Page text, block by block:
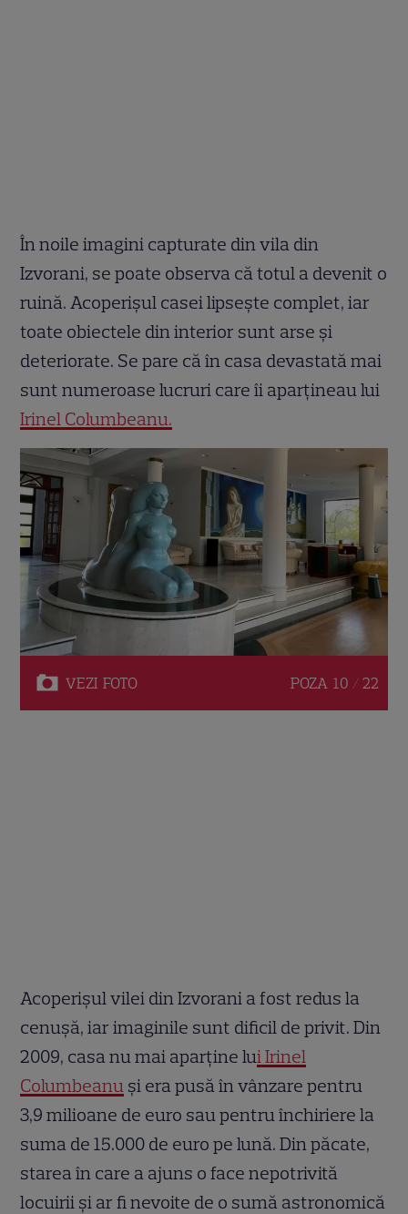
În noile imagini capturate din vila din
Izvorani, se poate observa că totul a devenit o
ruină. Acoperișul casei lipsește complet, iar
toate obiectele din interior sunt arse și
deteriorate. Se pare că în casa devastată mai
sunt numeroase lucruri care îi aparțineau lui
Irinel Columbeanu.
VEZI FOTO POZA 10 / 22
Acoperișul vilei din Izvorani a fost redus la
cenușă, iar imaginile sunt dificil de privit. Din
2009, casa nu mai aparține lui Irinel
Columbeanu și era pusă în vânzare pentru
3,9 milioane de euro sau pentru închiriere la
suma de 15.000 de euro pe lună. Din păcate,
starea în care a ajuns o face nepotrivită
locuirii și ar fi nevoite de o sumă astronomică